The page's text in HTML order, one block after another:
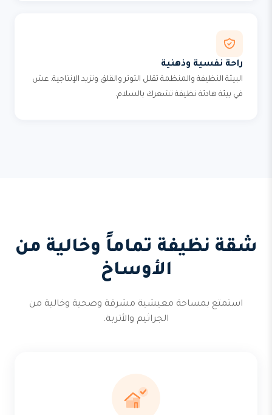
راحة نفسية وذهنية
البيئة النظيفة والمنظمة تقلل التوتر والقلق وتزيد الإنتاجية. عش
في بيئة هادئة نظيفة تشعرك بالسلام.
شقة نظيفة تماماً وخالية من
الأوساخ
استمتع بمساحة معيشية مشرقة وصحية وخالية من
الجراثيم والأتربة.